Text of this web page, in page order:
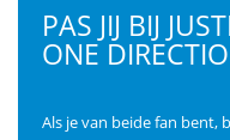
PAS JIJ BIJ
ONE
Als je van beide fan bent,